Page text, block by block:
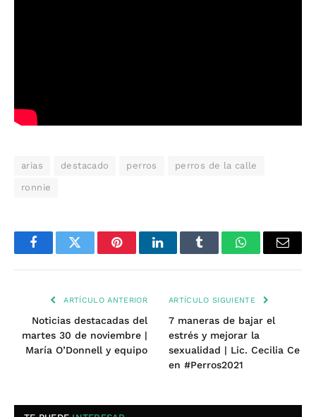
arias destacado perros perros de la calle
ronnie
FacebookTwitter PinterestLinkedInTumblr WhatsAppEmail
ARTÍCULO ANTERIOR
Noticias destacadas del
martes 30 de noviembre |
María O’Donnell y equipo
ARTÍCULO SIGUIENTE
7 maneras de bajar el
estrés y mejorar la
sexualidad | Lic. Cecilia Ce
en #Perros2021